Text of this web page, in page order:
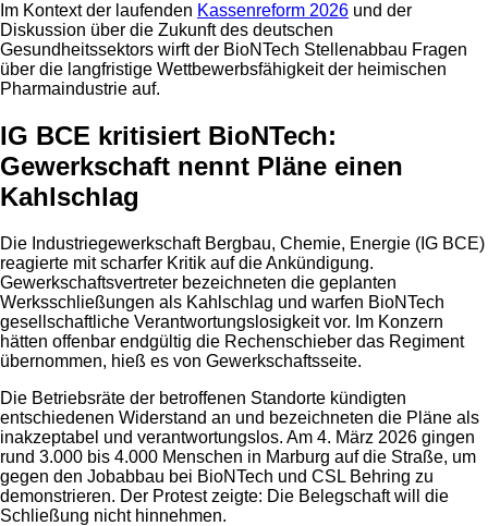
Im Kontext der laufenden Kassenreform 2026 und der
Diskussion über die Zukunft des deutschen
Gesundheitssektors wirft der BioNTech Stellenabbau Fragen
über die langfristige Wettbewerbsfähigkeit der heimischen
Pharmaindustrie auf.
IG BCE kritisiert BioNTech:
Gewerkschaft nennt Pläne einen
Kahlschlag
Die Industriegewerkschaft Bergbau, Chemie, Energie (IG BCE)
reagierte mit scharfer Kritik auf die Ankündigung.
Gewerkschaftsvertreter bezeichneten die geplanten
Werksschließungen als Kahlschlag und warfen BioNTech
gesellschaftliche Verantwortungslosigkeit vor. Im Konzern
hätten offenbar endgültig die Rechenschieber das Regiment
übernommen, hieß es von Gewerkschaftsseite.
Die Betriebsräte der betroffenen Standorte kündigten
entschiedenen Widerstand an und bezeichneten die Pläne als
inakzeptabel und verantwortungslos. Am 4. März 2026 gingen
rund 3.000 bis 4.000 Menschen in Marburg auf die Straße, um
gegen den Jobabbau bei BioNTech und CSL Behring zu
demonstrieren. Der Protest zeigte: Die Belegschaft will die
Schließung nicht hinnehmen.